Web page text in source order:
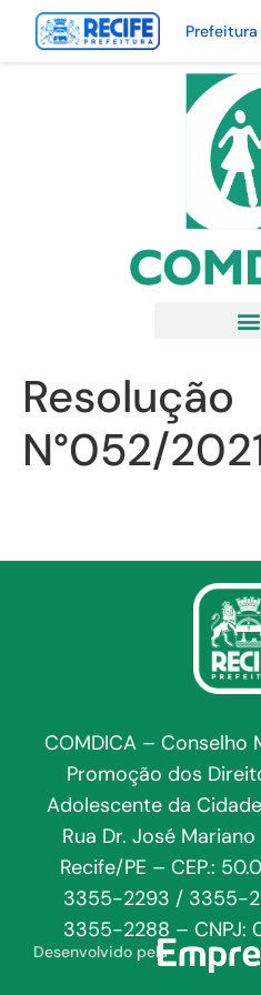
Resolução
N°052/
COMDICA – Conselho
Promoção dos
Adolescente da
Rua Dr. José
Recife/PE – CEP.:
3355-2293 / 3355-
3355-2288 – CNPJ:
Desenvolvido pela